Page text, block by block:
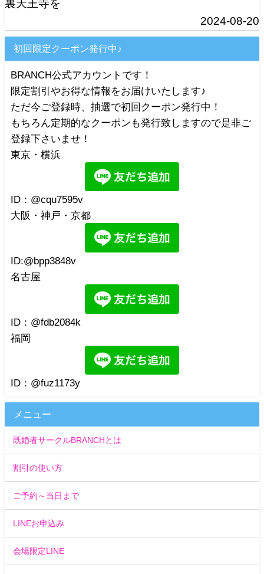
裏天王寺を
2024-08-20
初回限定クーポン発行中♪
BRANCH公式アカウントです！
限定割引やお得な情報をお届けいたします♪
ただ今ご登録時、抽選で初回クーポン発行中！
もちろん定期的なクーポンも発行致しますので是非ご
登録下さいませ！
東京・横浜
ID：@cqu7595v
大阪・神戸・京都
ID:@bpp3848v
名古屋
ID：@fdb2084k
福岡
ID：@fuz1173y
メニュー
既婚者サークルBRANCHとは
割引の使い方
ご予約～当日まで
LINEお申込み
会場限定LINE